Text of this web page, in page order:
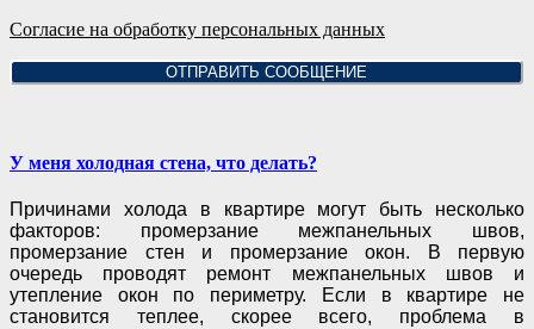
Согласие на обработку персональных данных
ОТПРАВИТЬ СООБЩЕНИЕ
У меня холодная стена, что делать?
Причинами холода в квартире могут быть несколько
факторов: промерзание межпанельных швов,
промерзание стен и промерзание окон. В первую
очередь проводят ремонт межпанельных швов и
утепление окон по периметру. Если в квартире не
становится теплее, скорее всего, проблема в